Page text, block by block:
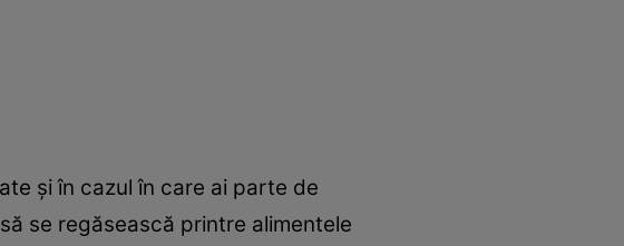
şi în cazul în care ai parte de
se regăsească printre alimentele